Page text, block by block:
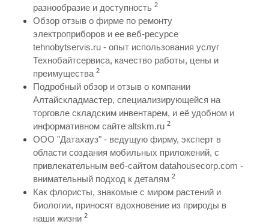
разнообразие и доступность 2
Обзор отзыв о фирме по ремонту
электроприборов и ее веб-ресурсе
tehnobytservis.ru - опыт использования услуг
Технобайтсервиса, качество работы, цены и
преимущества 2
Подробный обзор и отзыв о компании
Алтайскладмастер, специализирующейся на
торговле складским инвентарем, и её удобном и
информативном сайте altskm.ru 2
ООО "Датахауз" - ведущую фирму, эксперт в
области создания мобильных приложений, с
привлекательным веб-сайтом datahousecorp.com -
внимательный подход к деталям 2
Как флористы, знакомые с миром растений и
биологии, приносят вдохновение из природы в
наши жизни 2